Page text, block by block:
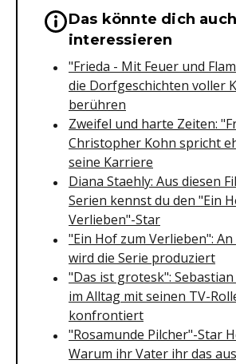
Wichtige Hinweise &
Das könnte dich auch
interessieren
"Frieda - Mit Feuer und
die Dorfgeschichten voller
berühren
Zweifel und harte Zeiten:
Christopher Kohn spricht
seine Karriere
Diana Staehly: Aus diesen
Serien kennst du den "Ein
Verlieben"-Star
"Ein Hof zum Verlieben":
wird die Serie produziert
"Das ist grotesk":
im Alltag mit seinen TV-
konfrontiert
"Rosamunde Pilcher"-Star
Warum ihr Vater ihr das